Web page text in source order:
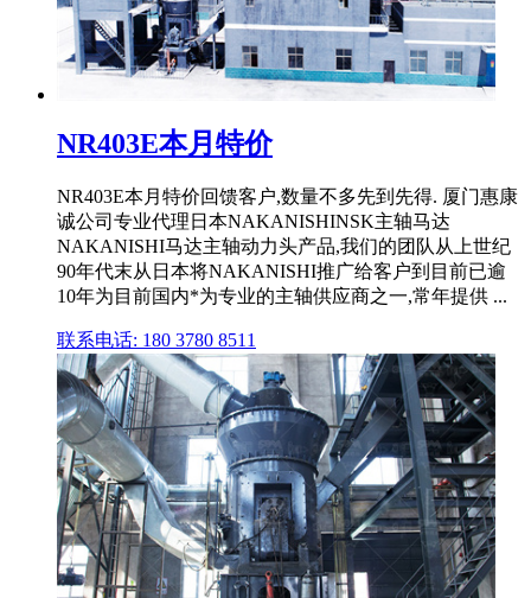
NR403E本月特价
NR403E本月特价回馈客户,数量不多先到先得. 厦门惠康
诚公司专业代理日本NAKANISHINSK主轴马达
NAKANISHI马达主轴动力头产品,我们的团队从上世纪
90年代末从日本将NAKANISHI推广给客户到目前已逾
10年为目前国内*为专业的主轴供应商之一,常年提供 ...
联系电话: 180 3780 8511